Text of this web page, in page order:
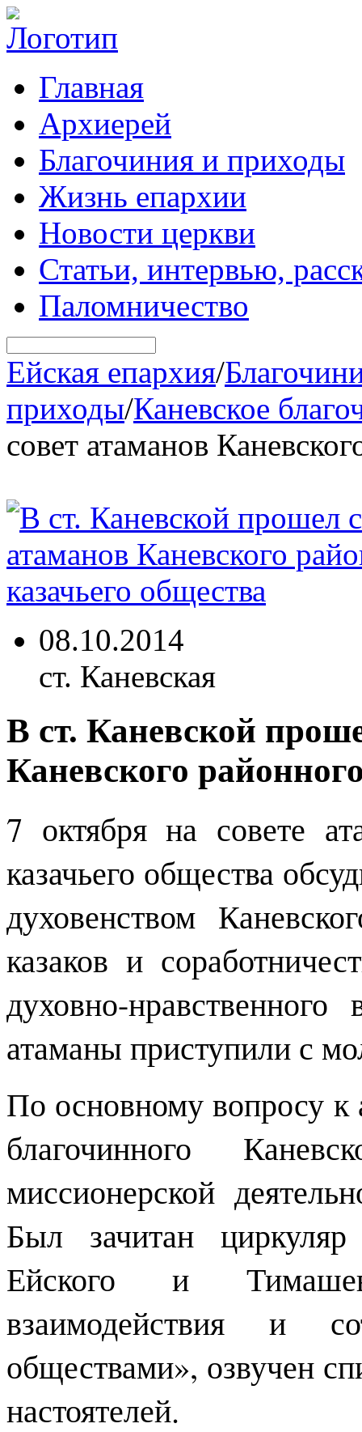
Главная
Архиерей
Благочиния и приходы
Жизнь епархии
Новости церкви
Статьи, интервью,
Паломничество
Ейская епархия/
приходы/Каневское
совет атаманов
08.10.2014
ст. Каневская
В ст. Каневской
Каневского
7 октября на совете
казачьего общества
духовенством
казаков и
духовно-
атаманы приступили с
По основному вопросу
благочинного
миссионерской
Был зачитан
Ейского и
взаимодействия и
обществами», озвучен
настоятелей.